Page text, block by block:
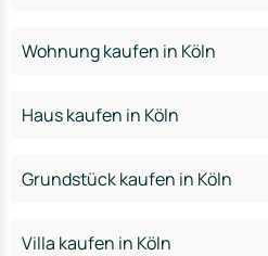
Wohnung kaufen in Köln
Haus kaufen in Köln
Grundstück kaufen in Köln
Villa kaufen in Köln